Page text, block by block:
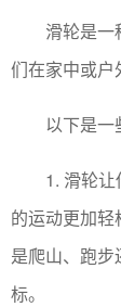
滑轮是一
们在家中或户
以下是一
1. 滑轮
的运动更加
是爬山、跑
标。